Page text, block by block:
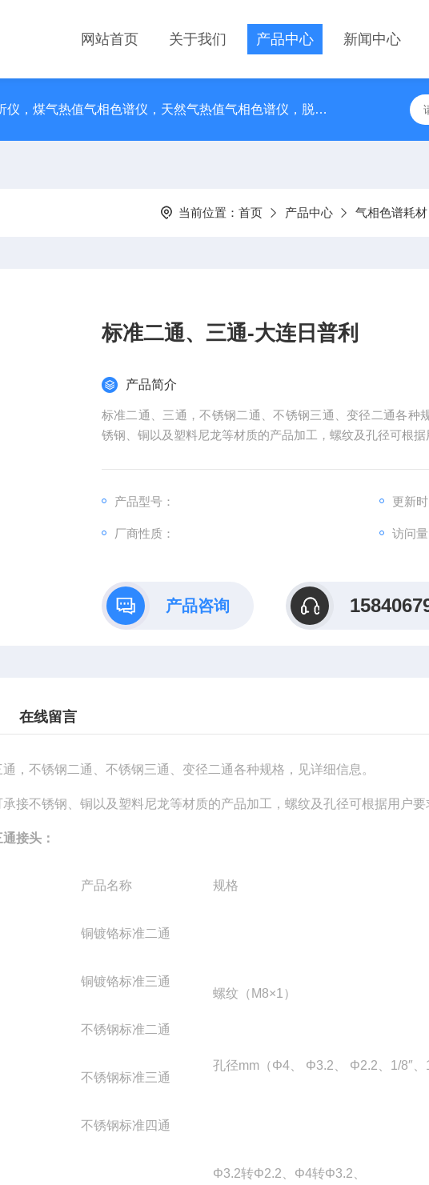
网站首页 关于我们 产品中心 新闻中心
在线总烃分析仪，乙炔分析仪，痕量烃分析仪，煤气热值气相色谱仪，天然气热值气相色谱仪，脱氧管，液相色谱柱空柱，保护柱，过滤器
当前位置： 首页 产品中心 气相色谱耗材
标准二通、三通-大连日普利
产品简介
标准二通、三通，不锈钢二通、不锈钢三通、变径二通各种
锈钢、铜以及塑料尼龙等材质的产品加工，螺纹及孔径可根据
产品型号： 更新
厂商性质： 访问
产品咨询
在线留言
，不锈钢二通、不锈钢三通、变径二通各种规格，见详细信息。
接不锈钢、铜以及塑料尼龙等材质的产品加工，螺纹及孔径可根据用户要
接头：
产品名称 规格
铜镀铬标准二通
螺纹（M8×1）
孔径mm（Φ4、 Φ3.2、 Φ2.2、 1/8″、
铜镀铬标准三通
不锈钢标准二通
不锈钢标准三通
不锈钢标准四通
Φ3.2转Φ2.2、Φ4转Φ3.2、